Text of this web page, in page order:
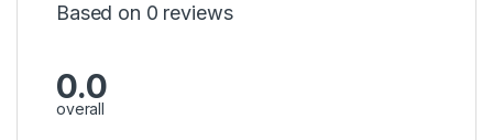
Based on 0 reviews
0.0
overall